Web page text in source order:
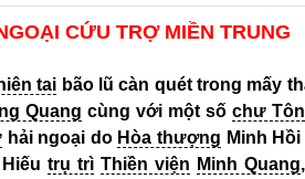
CỨU TRỢ MIỀN TRUNG
tai bão lũ càn quét trong mấy
Quang cùng với một số chư Tôn
hải ngoại do Hòa thượng Minh Hồi
Hiếutrụ trì Thiền viện Minh Quang